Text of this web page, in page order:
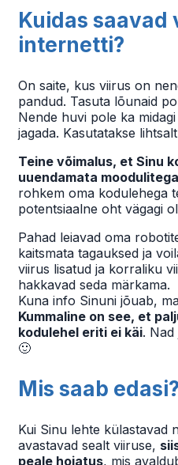
Kuidas saavad
internetti?
On saite, kus viirus on
pandud. Tasuta lõunaid
Nende huvi pole ka
jagada. Kasutatakse
Teine võimalus, et Sinu
uuendamata moodulitega
rohkem oma kodulehega
potentsiaalne oht vägagi
Pahad leiavad oma
kaitsmata tagauksed ja
viirus lisatud ja korraliku
hakkavad seda märkama.
Kuna info Sinuni jõuab,
Kummaline on see, et
kodulehel eriti ei käi. Nad
🙂
Mis saab edasi?
Kui Sinu lehte külastavad
avastavad sealt viiruse,
peale hoiatus, mis